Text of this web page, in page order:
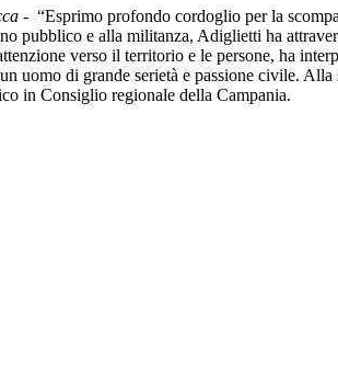
- “Esprimo profondo cordoglio per la
pubblico e alla militanza, Adiglietti ha
verso il territorio e le persone, ha
uomo di grande serietà e passione civile.
in Consiglio regionale della Campania.